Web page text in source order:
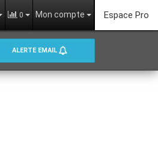
0 Mon compte Espace Pro
ALERTE EMAIL